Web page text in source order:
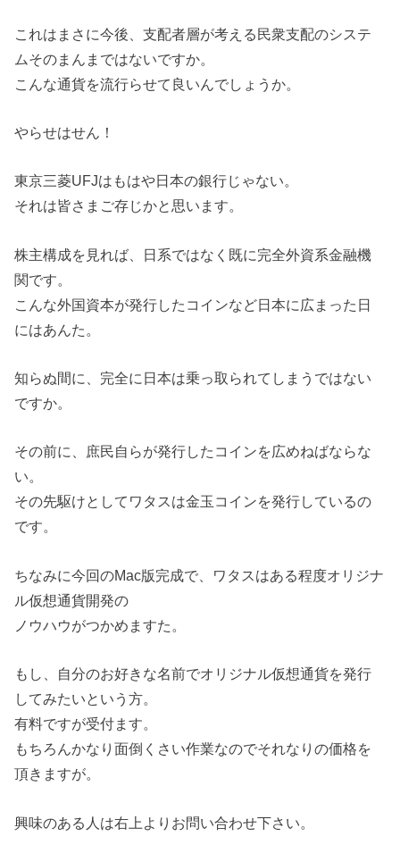
これはまさに今後、支配者層が考える民衆支配のシステ
ムそのまんまではないですか。
こんな通貨を流行らせて良いんでしょうか。
やらせはせん！
東京三菱UFJはもはや日本の銀行じゃない。
それは皆さまご存じかと思います。
株主構成を見れば、日系ではなく既に完全外資系金融機
関です。
こんな外国資本が発行したコインなど日本に広まった日
にはあんた。
知らぬ間に、完全に日本は乗っ取られてしまうではない
ですか。
その前に、庶民自らが発行したコインを広めねばならな
い。
その先駆けとしてワタスは金玉コインを発行しているの
です。
ちなみに今回のMac版完成で、ワタスはある程度オリジナ
ル仮想通貨開発の
ノウハウがつかめますた。
もし、自分のお好きな名前でオリジナル仮想通貨を発行
してみたいという方。
有料ですが受付ます。
もちろんかなり面倒くさい作業なのでそれなりの価格を
頂きますが。
興味のある人は右上よりお問い合わせ下さい。